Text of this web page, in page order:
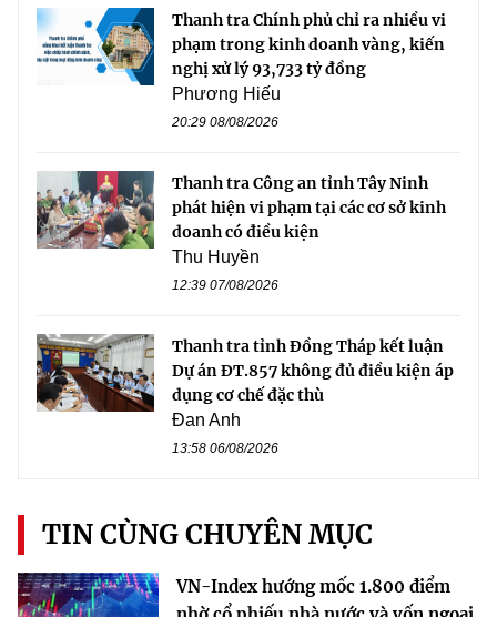
Thanh tra Chính phủ chỉ ra nhiều vi
phạm trong kinh doanh vàng, kiến
nghị xử lý 93,733 tỷ đồng
Phương Hiếu
20:29 08/08/2026
Thanh tra Công an tỉnh Tây Ninh
phát hiện vi phạm tại các cơ sở kinh
doanh có điều kiện
Thu Huyền
12:39 07/08/2026
Thanh tra tỉnh Đồng Tháp kết luận
Dự án ĐT.857 không đủ điều kiện áp
dụng cơ chế đặc thù
Đan Anh
13:58 06/08/2026
TIN CÙNG CHUYÊN MỤC
VN-Index hướng mốc 1.800 điểm